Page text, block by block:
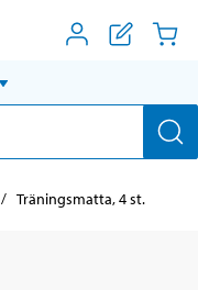
Träningsmatta, 4 st.